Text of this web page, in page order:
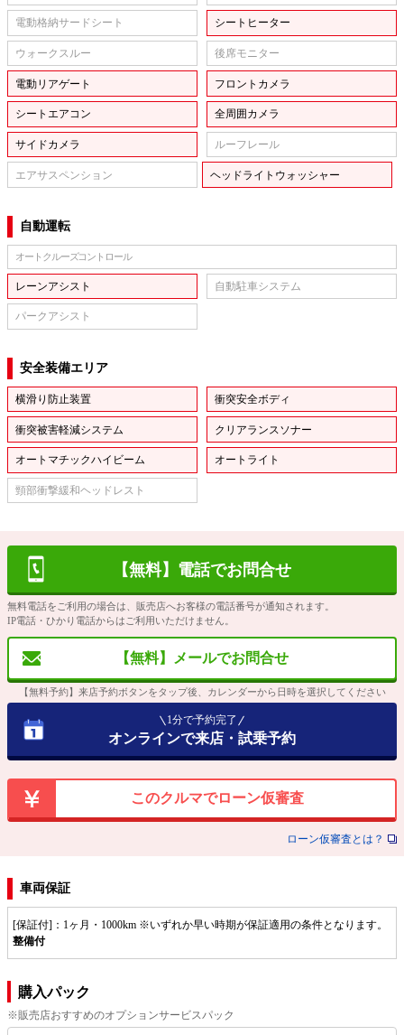
電動格納サードシート シートヒーター
ウォークスルー 後席モニター
電動リアゲート フロントカメラ
シートエアコン 全周囲カメラ
サイドカメラ ルーフレール
エアサスペンション ヘッドライトウォッシャー
自動運転
オートクルーズコントロール
レーンアシスト 自動駐車システム
パークアシスト
安全装備エリア
横滑り防止装置 衝突安全ボディ
衝突被害軽減システム クリアランスソナー
オートマチックハイビーム オートライト
頸部衝撃緩和ヘッドレスト
【無料】電話でお問合せ
無料電話をご利用の場合は、販売店へお客様の電話番号が通知されます。
IP電話・ひかり電話からはご利用いただけません。
【無料】メールでお問合せ
【無料予約】来店予約ボタンをタップ後、カレンダーから日時を選択してください
1分で予約完了
オンラインで来店・試乗予約
このクルマでローン仮審査
ローン仮審査とは？
車両保証
[保証付]：1ヶ月・1000km ※いずれか早い時期が保証適用の条件となります。
整備付
購入パック
※販売店おすすめのオプションサービスパック